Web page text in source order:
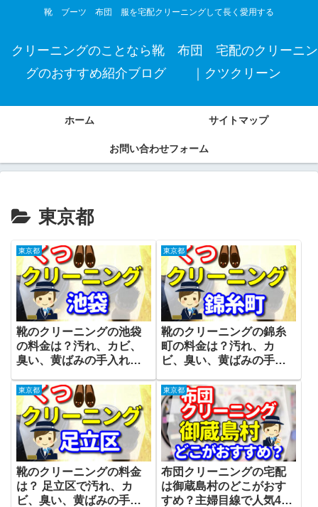
靴 ブーツ 布団 服を宅配クリーニングして長く愛用する
クリーニングのことなら靴 布団 宅配のクリーニン
グのおすすめ紹介ブログ ｜クツクリーン
ホーム サイトマップ
お問い合わせフォーム
東京都
東京都
靴のクリーニングの池袋
の料金は？汚れ、カビ、
臭い、黄ばみの手入れと
東京都
靴のクリーニングの錦糸
町の料金は？汚れ、カ
ビ、臭い、黄ばみの手入
る？
東京都
靴のクリーニングの料金
は？ 足立区で汚れ、カ
ビ、臭い、黄ばみの手入
東京都
布団クリーニングの宅配
は御蔵島村のどこがおす
すめ？主婦目線で人気4店